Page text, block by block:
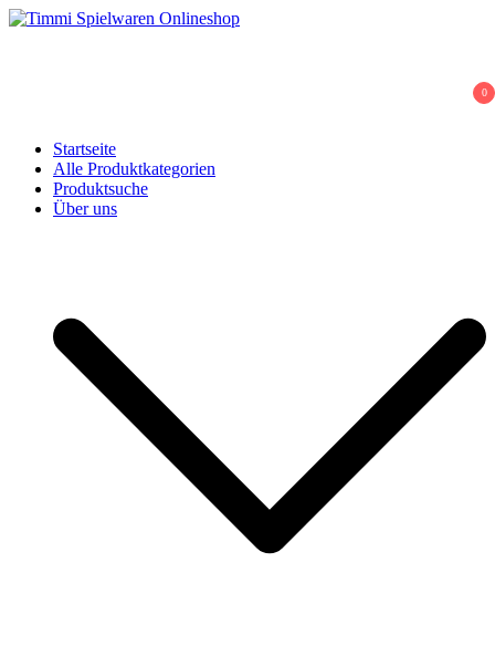
Skip
0
Startseite
Alle Produktkategorien
Produktsuche
Über uns